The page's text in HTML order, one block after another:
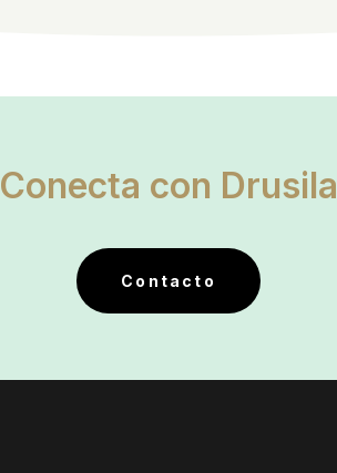
Conecta con Drusila
Contacto